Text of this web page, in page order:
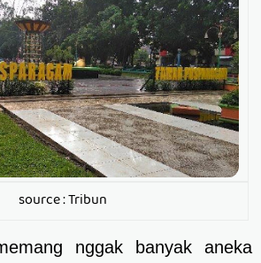
source : Tribun
nggak banyak aneka